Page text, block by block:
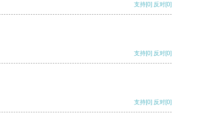
支持[0] 反对[0]
支持[0] 反对[0]
支持[0] 反对[0]